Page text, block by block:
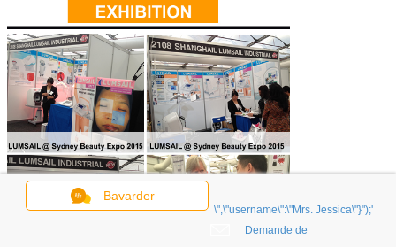
Bavarder
\",\"username\":\"Mrs. Jessica\"}");'
Demande de